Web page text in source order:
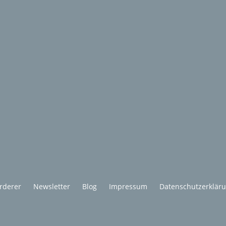
Newsletter Blog Impressum